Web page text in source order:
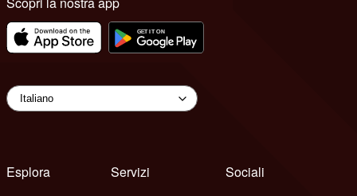
Esplora
Servizi
Sociali